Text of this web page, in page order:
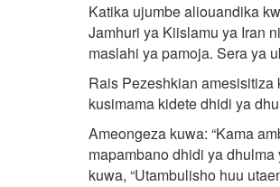
Katika ujumbe aliouandika
Jamhuri ya Kiislamu ya Iran
maslahi ya pamoja. Sera ya
Rais Pezeshkian
kusimama kidete dhidi ya
Ameongeza kuwa: “Kama
mapambano dhidi ya
kuwa, “Utambulisho huu